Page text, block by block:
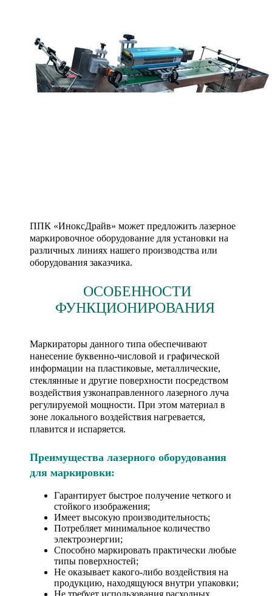
ППК «ИноксДрайв» может предложить лазерное
маркировочное оборудование для установки на
различных линиях нашего производства или
оборудования заказчика.
ОСОБЕННОСТИ
ФУНКЦИОНИРОВАНИЯ
Маркираторы данного типа обеспечивают
нанесение буквенно-числовой и графической
информации на пластиковые, металлические,
стеклянные и другие поверхности посредством
воздействия узконаправленного лазерного луча
регулируемой мощности. При этом материал в
зоне локального воздействия нагревается,
плавится и испаряется.
Преимущества лазерного оборудования
для маркировки:
Гарантирует быстрое получение четкого и
стойкого изображения;
Имеет высокую производительность;
Потребляет минимальное количество
электроэнергии;
Способно маркировать практически любые
типы поверхностей;
Не оказывает какого-либо воздействия на
продукцию, находящуюся внутри упаковки;
Не требует использования расходных